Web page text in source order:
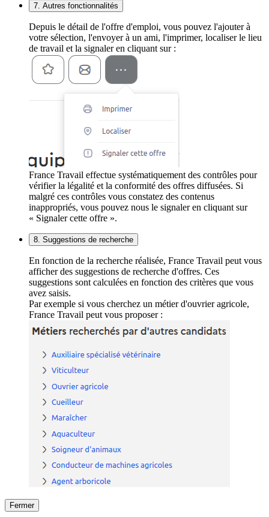
7. Autres fonctionnalités
Depuis le détail de l'offre d'emploi, vous pouvez l'ajouter à
votre sélection, l'envoyer à un ami, l'imprimer, localiser le lieu
de travail et la signaler en cliquant sur :
France Travail effectue systématiquement des contrôles pour
vérifier la légalité et la conformité des offres diffusées. Si
malgré ces contrôles vous constatez des contenus
inappropriés, vous pouvez nous le signaler en cliquant sur
« Signaler cette offre ».
8. Suggestions de recherche
En fonction de la recherche réalisée, France Travail peut vous
afficher des suggestions de recherche d'offres. Ces
suggestions sont calculées en fonction des critères que vous
avez saisis.
Par exemple si vous cherchez un métier d'ouvrier agricole,
France Travail peut vous proposer :
Fermer